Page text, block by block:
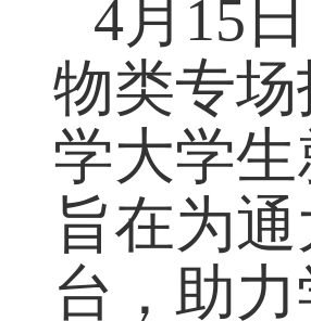
4月 15
物类专
学大学
旨在为